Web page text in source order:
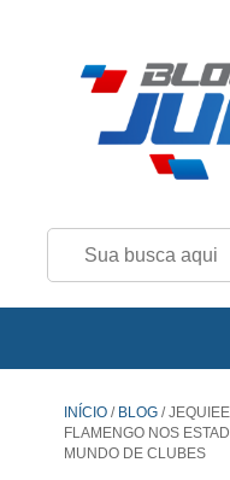
INÍCIO / BLOG /
FLAMENGO NOS
MUNDO DE CLUBES